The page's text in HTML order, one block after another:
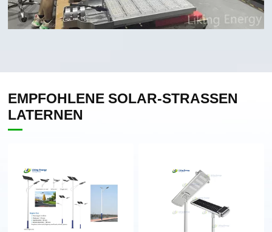
EMPFOHLENE SOLAR-STRASSEN L
ATERNEN